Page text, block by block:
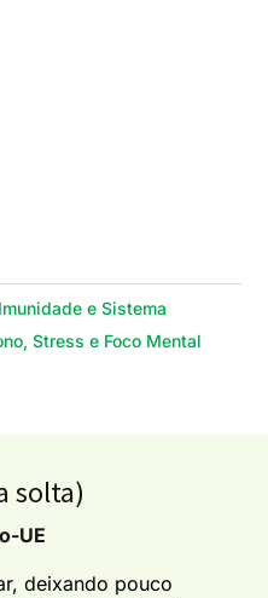
Imunidade e Sistema
Stress e Foco Mental
solta)
UE
deixando pouco